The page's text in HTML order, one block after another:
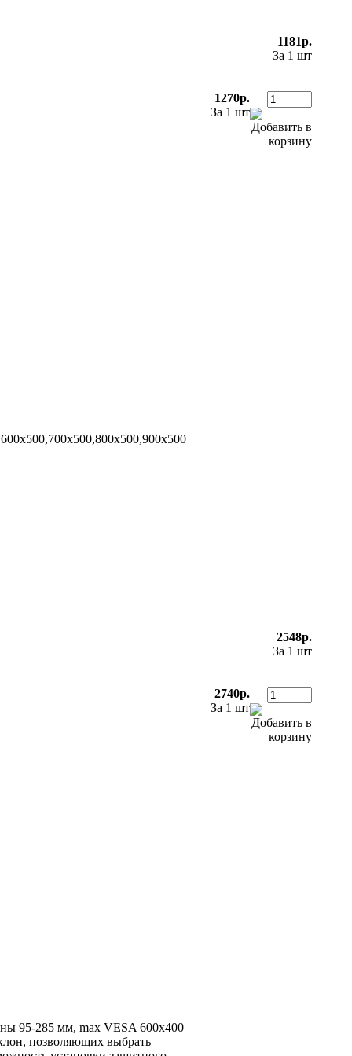
1270р.
За 1 шт
1181р.
За 1 шт
2740р.
За 1 шт
2548р.
За 1 шт
95-285 мм, max VESA 600x400
позволяющих выбрать